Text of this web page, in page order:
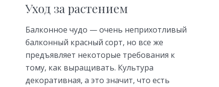
Уход за растением
Балконное чудо — очень неприхотливый
балконный красный сорт, но все же
предъявляет некоторые требования к
тому, как выращивать. Культура
декоративная, а это значит, что есть